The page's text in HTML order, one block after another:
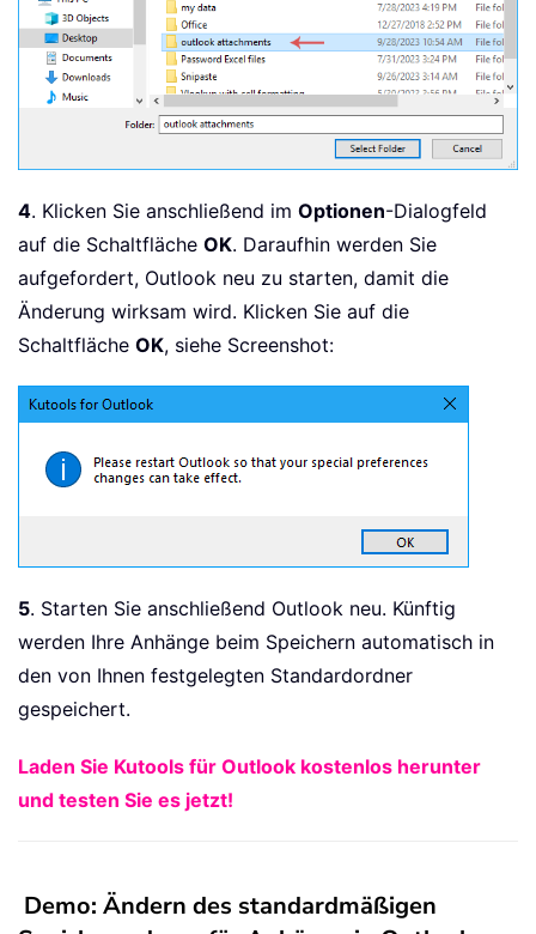
4. Klicken Sie anschließend im Optionen-Dialogfeld
auf die Schaltfläche OK. Daraufhin werden Sie
aufgefordert, Outlook neu zu starten, damit die
Änderung wirksam wird. Klicken Sie auf die
Schaltfläche OK, siehe Screenshot:
5. Starten Sie anschließend Outlook neu. Künftig
werden Ihre Anhänge beim Speichern automatisch in
den von Ihnen festgelegten Standardordner
gespeichert.
Laden Sie Kutools für Outlook kostenlos herunter
und testen Sie es jetzt!
Demo: Ändern des standardmäßigen